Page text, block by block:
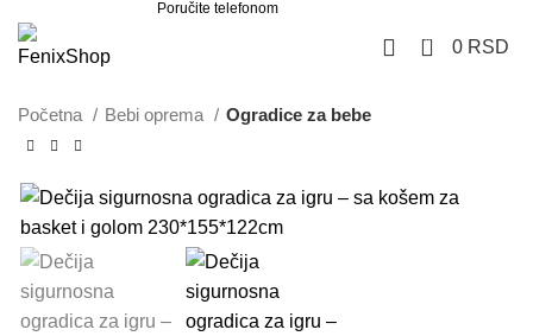
Poručite telefonom
0 0 RSD
Početna Bebi oprema Ogradice za bebe